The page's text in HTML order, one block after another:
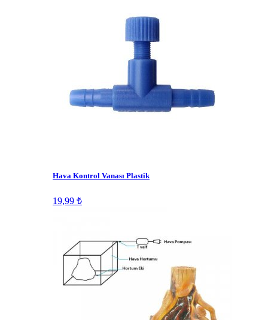
Hava Kontrol Vanası Plastik
19,99 ₺